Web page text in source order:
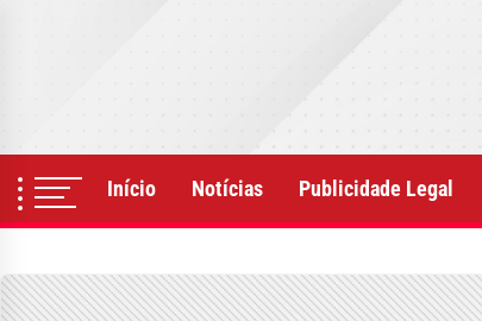
Início Notícias Publicidade Legal